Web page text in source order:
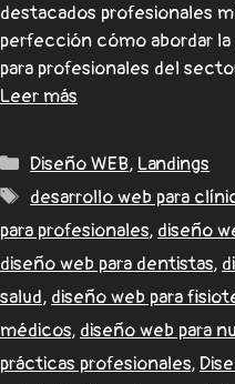
destacados profesionales
perfección cómo abordar
para profesionales del
Leer más
Diseño WEB, Landings
desarrollo web para
para profesionales, diseño
diseño web para dentistas,
salud, diseño web para
médicos, diseño web para
prácticas profesionales,